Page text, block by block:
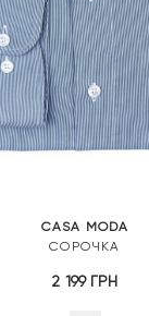
CASA MODA
СОРОЧКА
2 199 ГРН